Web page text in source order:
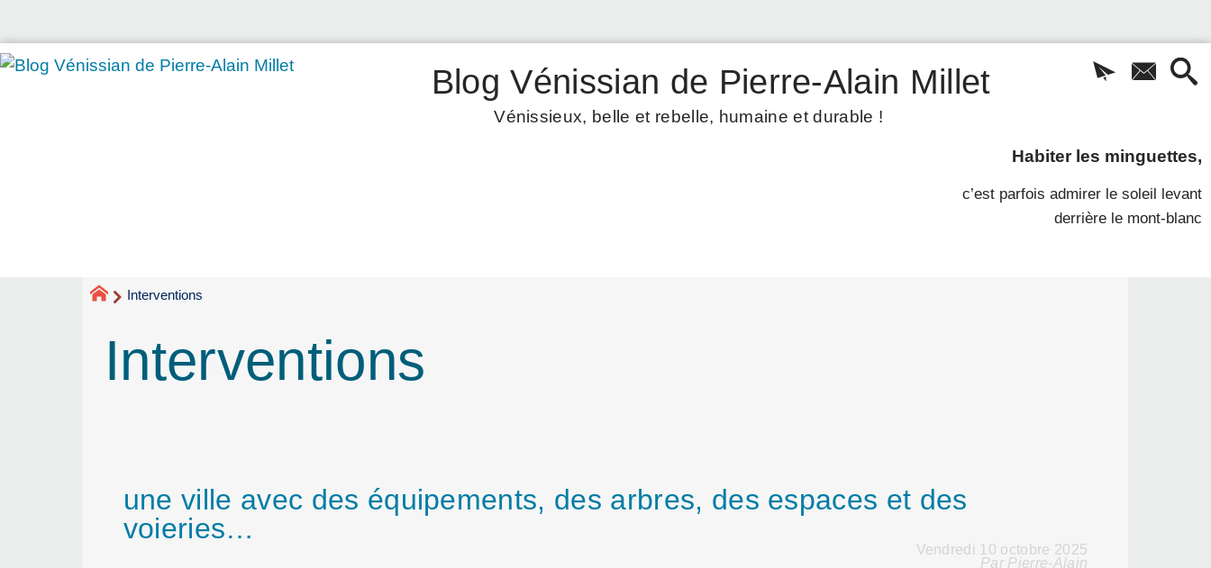
Blog Vénissian de Pierre-Alain Millet
Vénissieux, belle et rebelle, humaine et durable !
Habiter les minguettes,
c’est parfois admirer le soleil levant
derrière le mont-blanc
Interventions
Interventions
une ville avec des équipements, des arbres, des espaces et des
voieries…
Vendredi 10 octobre 2025
Par Pierre-Alain